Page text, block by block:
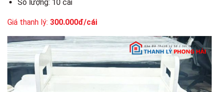
Số lượng: 10 cái
Giá thanh lý: 300.000đ/cái